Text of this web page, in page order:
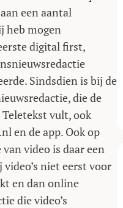
een aantal
heb mogen
digital first,
Sindsdien is bij de
die de
vult, ook
en de app. Ook op
video is daar een
niet eerst voor
en dan online
die video’s